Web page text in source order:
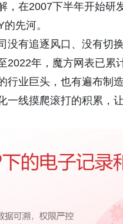
，在2007下半年开始
先河。
没有追逐风口、没有切
2022年，魔方网表已
行业巨头，也有遍布制
一线摸爬滚打的积累，